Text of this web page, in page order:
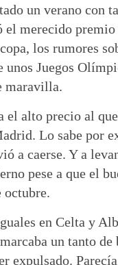
un verano con
el merecido
los rumores
Juegos
maravilla.
el alto precio al
Lo sabe por
a caerse. Y a
pese a que el
octubre.
en Celta y
un tanto de
expulsado.